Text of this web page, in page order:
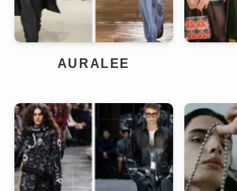
AURALEE